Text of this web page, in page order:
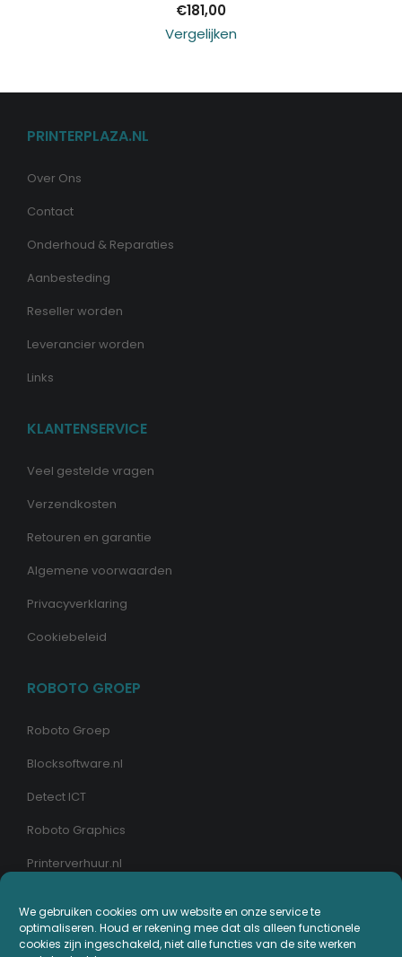
We gebruiken cookies om uw website en onze service te
optimaliseren. Houd er rekening mee dat als alleen functionele
cookies zijn ingeschakeld, niet alle functies van de site werken
€181,00
Vergelijken
PRINTERPLAZA.NL
Over Ons
Contact
Onderhoud & Reparaties
Aanbesteding
Reseller worden
Leverancier worden
Links
KLANTENSERVICE
Veel gestelde vragen
Verzendkosten
Retouren en garantie
Algemene voorwaarden
Privacyverklaring
Cookiebeleid
ROBOTO GROEP
Roboto Groep
Blocksoftware.nl
Detect ICT
Roboto Graphics
Printerverhuur.nl
MIJN PRINTERPLAZA.NL